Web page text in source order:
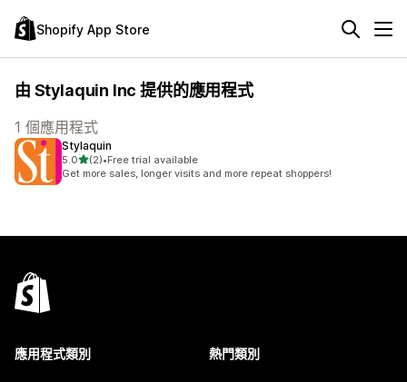
Shopify App Store
由 Stylaquin Inc 提供的應用程式
1 個應用程式
Stylaquin
5.0滿分 5 顆星
(2)
共有 2 則評價
•Free trial available
Get more sales, longer visits and more repeat shoppers!
應用程式類別 熱門類別